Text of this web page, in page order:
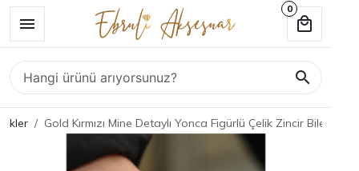
0
Gold Kırmızı Mine Detaylı Yonca Figürlü Çelik Zincir Bileklik